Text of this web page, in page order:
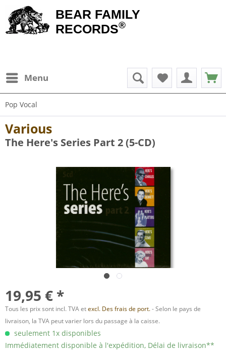
BEAR FAMILY
RECORDS®
Menu
Pop Vocal
Various
The Here's Series Part 2 (5-CD)
19,95 € *
Tous les prix sont incl. TVA etexcl. Des frais de port.- Selon le pays de
livraison, la TVA peut varier lors du passage à la caisse.
seulement 1x disponibles
Immédiatement disponible à l'expédition, Délai de livraison**